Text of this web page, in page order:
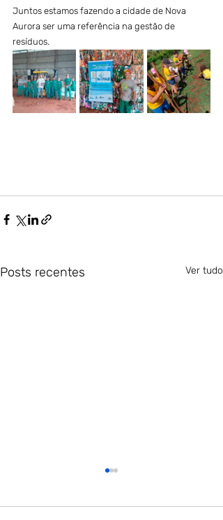
Juntos estamos fazendo a cidade de Nova
Aurora ser uma referência na gestão de
resíduos.
Posts recentes Ver tudo